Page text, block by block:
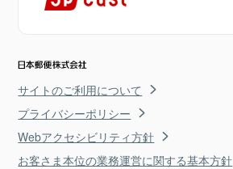
サイトのご利用について
プライバシーポリシー
Webアクセシビリティ方針
お客さま本位の業務運営に関する基本方針